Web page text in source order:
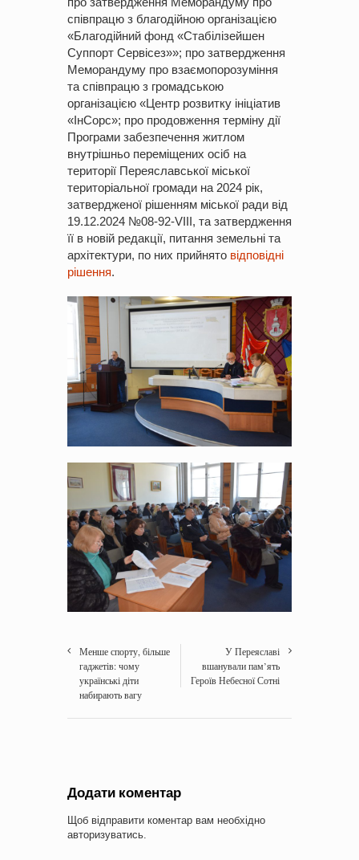
співпрацю з благодійною організацією
«Благодійний фонд «Стабілізейшен
Суппорт Сервісез»»; про затвердження
Меморандуму про взаємопорозуміння
та співпрацю з громадською
організацією «Центр розвитку ініціатив
«ІнСорс»; про продовження терміну дії
Програми забезпечення житлом
внутрішньо переміщених осіб на
території Переяславської міської
територіальної громади на 2024 рік,
затвердженої рішенням міської ради від
19.12.2024 №08-92-VІІІ, та затвердження
її в новій редакції, питання земельні та
архітектури, по них прийнято відповідні
рішення.
Менше спорту, більше
гаджетів: чому
українські діти
набирають вагу
У Переяславі
вшанували пам’ять
Героїв Небесної Сотні
Додати коментар
Щоб відправити коментар вам необхідно
авторизуватись.